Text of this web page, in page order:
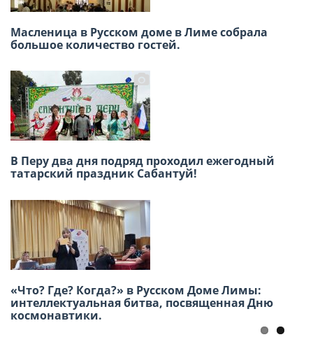
В Лиме отметили 140-летие татарского поэта
Габдуллы Тукая
Знатоки Перу встретились за игровым
столом в честь 12 апреля
«Русское искусство в Перу: взгляд
соотечественников»
Масленица в Русском доме в Лиме собрала
большое количество гостей.
В Перу два дня подряд проходил ежегодный
татарский праздник Сабантуй!
«Что? Где? Когда?» в Русском Доме Лимы:
интеллектуальная битва, посвященная Дню
космонавтики.